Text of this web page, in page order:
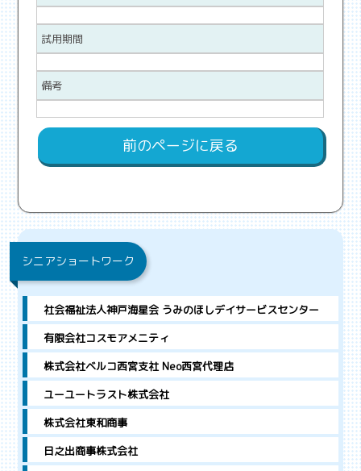
試用期間
備考
前のページに戻る
シニアショートワーク
社会福祉法人神戸海星会 うみのほしデイサービスセンター
有限会社コスモアメニティ
株式会社ベルコ西宮支社 Neo西宮代理店
ユーユートラスト株式会社
株式会社東和商事
日之出商事株式会社